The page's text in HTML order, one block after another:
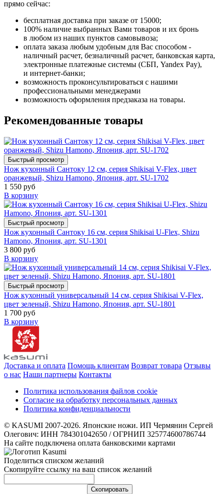
прямо сейчас:
бесплатная доставка при заказе от 15000;
100% наличие выбранных Вами товаров и их бронь
в любом из наших пунктов самовывоза;
оплата заказа любым удобным для Вас способом -
наличный расчет, безналичный расчет, банковская карта,
электронные платежные системы (СБП, Yandex Pay),
и интернет-банки;
возможность проконсультироваться с нашими
профессиональными менеджерами
возможность оформления предзаказа на товары.
Рекомендованные товары
Быстрый просмотр
Нож кухонный Сантоку 12 см, серия Shikisai V-Flex, цвет
оранжевый, Shizu Hamono, Япония, арт. SU-1702
1 550 руб
В корзину
Быстрый просмотр
Нож кухонный Сантоку 16 см, серия Shikisai U-Flex, Shizu
Hamono, Япония, арт. SU-1301
3 800 руб
В корзину
Быстрый просмотр
Нож кухонный универсальный 14 см, серия Shikisai V-Flex,
цвет зеленый, Shizu Hamono, Япония, арт. SU-1801
1 700 руб
В корзину
Доставка и оплата Помощь клиентам Возврат товара Отзывы
о нас Наши партнеры Контакты
Политика использования файлов cookie
Согласие на обработку персональных данных
Политика конфиденциальности
© KASUMI 2007-2026. Японские ножи. ИП Чермянин Сергей
Олегович: ИНН 784301042650 / ОГРНИП 325774600786744
На сайте подключена оплата банковскими картами
Поделиться списком желаний
Скопируйте ссылку на ваш список желаний
Cкопировать